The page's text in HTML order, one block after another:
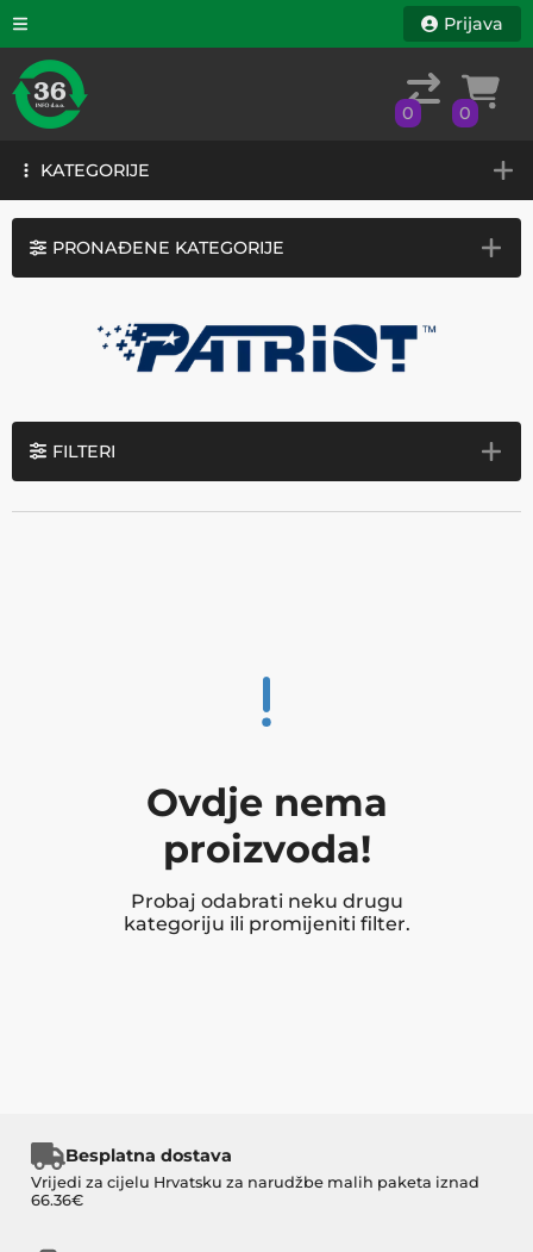
KATEGORIJE
Prijava
0 0
KATEGORIJE
PRONAĐENE KATEGORIJE
FILTERI
Ovdje nema
proizvoda!
Probaj odabrati neku drugu
kategoriju ili promijeniti filter.
Besplatna dostava
Vrijedi za cijelu Hrvatsku za narudžbe malih paketa iznad
66.36€